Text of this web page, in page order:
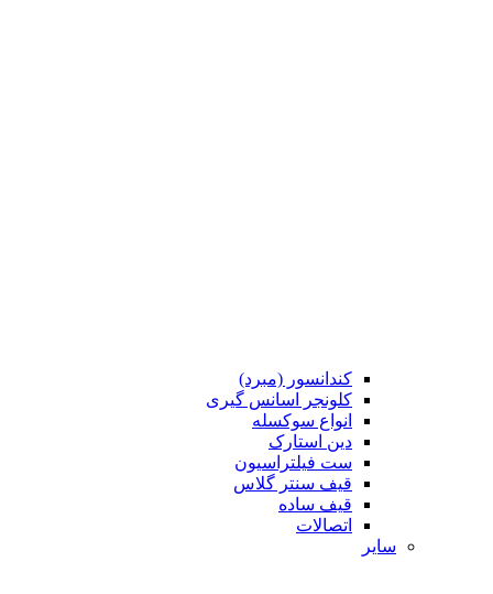
کندانسور (مبرد)
کلونجر اسانس گیری
انواع سوکسله
دین استارک
ست فیلتراسیون
قیف سنتر گلاس
قیف ساده
اتصالات
سایر